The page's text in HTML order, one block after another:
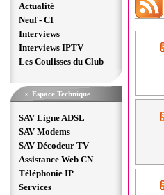
Actualité
Neuf - CI
Interviews
Interviews IPTV
Les Coulisses du Club
Espace Technique
SAV Ligne ADSL
SAV Modems
SAV Décodeur TV
Assistance Web CN
Téléphonie IP
Services